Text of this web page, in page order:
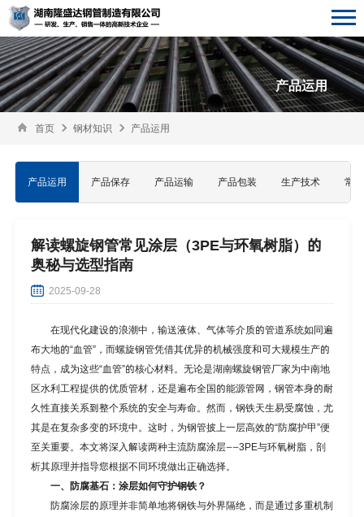
产品运用
首页 钢材知识 产品运用
产品运用 产品保存 产品运输 产品包装 生产技术 常
解读螺旋钢管常见涂层（3PE与环氧树脂）的
奥秘与选型指南
2025-09-28
在现代化建设的浪潮中，输送液体、气体等介质的管道系统如同遍
布大地的“血管”，而螺旋钢管凭借其优异的机械强度和可大规模生产的
特点，成为这些“血管”的核心材料。无论是湖南螺旋钢管厂家为中南地
区水利工程提供的优质管材，还是遍布全国的能源管网，钢管本身的耐
久性直接关系到整个系统的安全与寿命。然而，钢铁天生易受腐蚀，尤
其是在复杂多变的环境中。这时，为钢管披上一层高效的“防腐护甲”便
至关重要。本文将深入解读两种主流防腐涂层——3PE与环氧树脂，剖
析其原理并指导您根据不同环境做出正确选择。
一、防腐基石：涂层如何守护钢铁？
防腐涂层的原理并非简单地将钢铁与外界隔绝，而是通过多重机制